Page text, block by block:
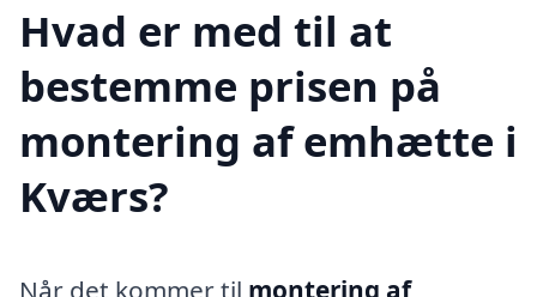
Hvad er med til at
bestemme prisen på
montering af emhætte i
Kværs?
Når det kommer til montering af